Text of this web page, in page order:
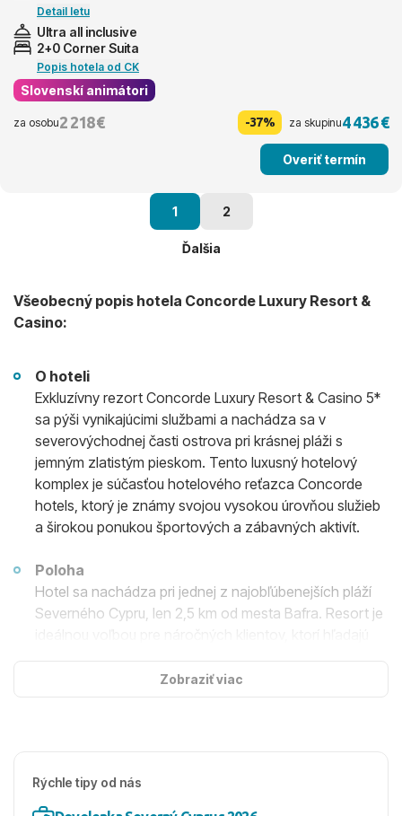
Detail letu
Ultra all inclusive
2+0 Corner Suita
Popis hotela od CK
Slovenskí animátori
za osobu2 218 € -37% za skupinu4 436 €
Overiť termín
1 2
Ďalšia
Všeobecný popis hotela Concorde Luxury Resort &
Casino:
O hoteli
Exkluzívny rezort Concorde Luxury Resort & Casino 5*
sa pýši vynikajúcimi službami a nachádza sa v
severovýchodnej časti ostrova pri krásnej pláži s
jemným zlatistým pieskom. Tento luxusný hotelový
komplex je súčasťou hotelového reťazca Concorde
hotels, ktorý je známy svojou vysokou úrovňou služieb
a širokou ponukou športových a zábavných aktivít.
Poloha
Hotel sa nachádza pri jednej z najobľúbenejších pláží
Severného Cypru, len 2,5 km od mesta Bafra. Resort je
Ercan je vzdialené 65 km a letisko Larnaka 85 km
2-lôžkové izby s možnosťou 1-2 prísteliek. Každá izba
je vybavená kúpeľňou s WC a sušičom na vlasy,
Zobraziť viac
Rýchle tipy od nás